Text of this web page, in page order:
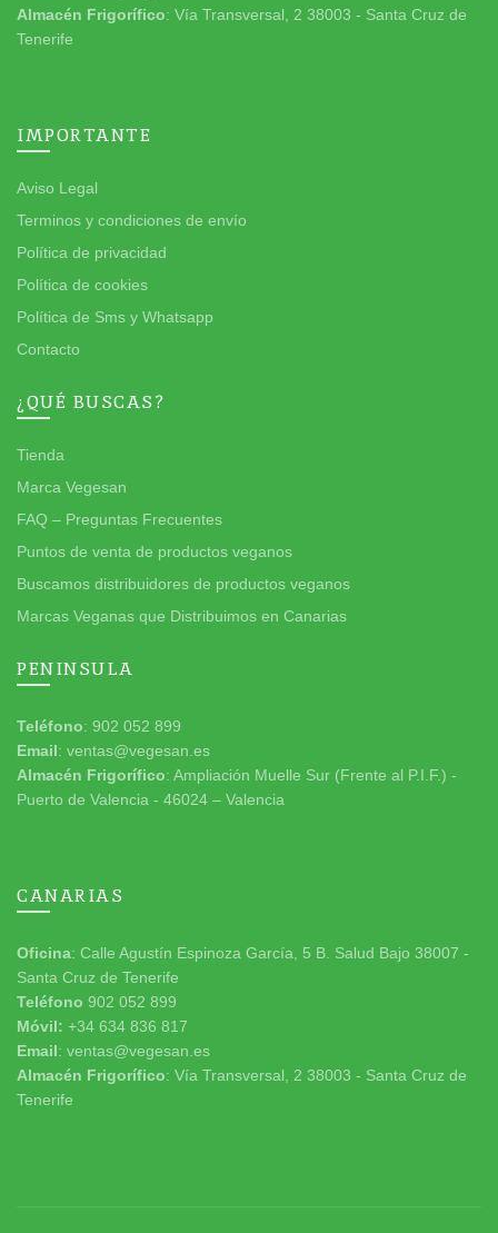
Almacén Frigorífico: Vía Transversal, 2 38003 - Santa Cruz de
Tenerife
IMPORTANTE
Aviso Legal
Terminos y condiciones de envío
Política de privacidad
Política de cookies
Política de Sms y Whatsapp
Contacto
¿QUÉ BUSCAS?
Tienda
Marca Vegesan
FAQ – Preguntas Frecuentes
Puntos de venta de productos veganos
Buscamos distribuidores de productos veganos
Marcas Veganas que Distribuimos en Canarias
PENINSULA
Teléfono: 902 052 899
Email: ventas@vegesan.es
Almacén Frigorífico: Ampliación Muelle Sur (Frente al P.I.F.) -
Puerto de Valencia - 46024 – Valencia
CANARIAS
Oficina: Calle Agustín Espinoza García, 5 B. Salud Bajo 38007 -
Santa Cruz de Tenerife
Teléfono 902 052 899
Móvil: +34 634 836 817
Email: ventas@vegesan.es
Almacén Frigorífico: Vía Transversal, 2 38003 - Santa Cruz de
Tenerife